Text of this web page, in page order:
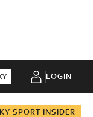
LOGIN
SPORT INSIDER